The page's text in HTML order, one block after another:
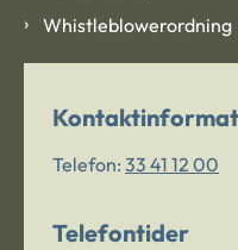
Whistleblowerordning
Telefon: 33 41 12 00
Telefontider